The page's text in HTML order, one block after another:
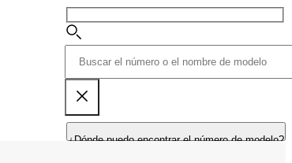
¿Dónde puedo encontrar el número de modelo?